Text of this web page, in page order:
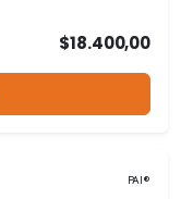
$18.400,00
PAI®